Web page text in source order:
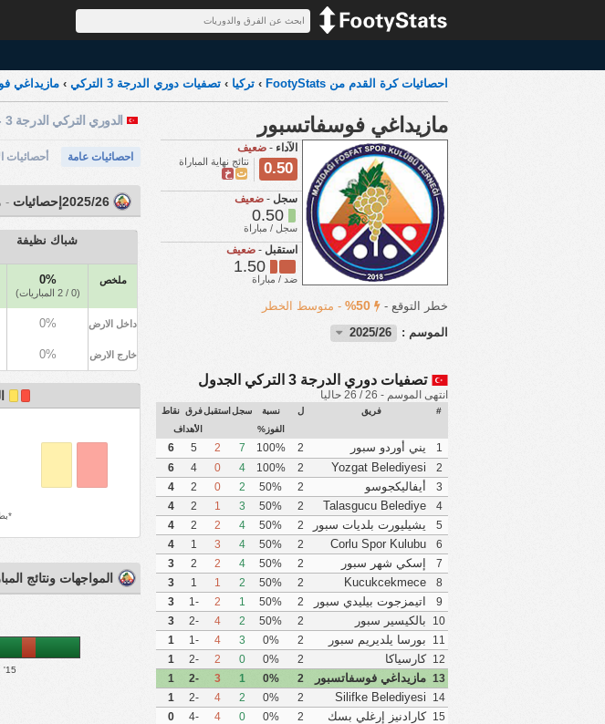
احصائيات كرة القدم من FootyStats › تركيا › تصفيات دوري الدرجة 3 التركي › مازيداغي
مازيداغي فوسفاتسبور
الآداء - ضعيف
0.50 نتائج نهاية المباراة
ت خ
سجل - ضعيف
0.50
سجل / مباراة
استقبل - ضعيف
1.50
ضد / مباراة
خطر التوقع - 50%
- متوسط الخطر
الموسم :
2025/26
تصفيات دوري الدرجة 3 التركي الجدول
انتهى الموسم - 26 / 26 حاليا
# فريق ل
نسبة
الفوز%
سجل استقبلفرق
الأهداف
نقاط
1 يني أوردو سبور 2
100%
7
2
5
6
2
Yozgat Belediyesi
Bozokspor
2
100%
4
0
4
6
3
أيفاليكجوسو
بيليديسبور
2
50%
2
0
2
4
4
Talasgucu Belediye
Spor Kulubu
2
50%
3
1
2
4
5
يشيليورت بلديات سبور 2
50%
4
2
2
4
6
Corlu Spor Kulubu
1947
2
50%
4
3
1
4
7
إسكي شهر سبور 2
50%
4
2
2
3
8
Kucukcekmece
Sinop Spor Kulubu
2
50%
2
1
1
3
9
اتيمزجوت بيليدي سبور
كولوبو
2
50%
1
2
-1
3
10
بالكيسير سبور 2
50%
2
4
-2
3
11
بورسا يلديريم سبور 2
0%
3
4
-1
1
12 كارسياكا 2
0%
0
2
-2
1
13 مازيداغي فوسفاتسبور 2
0%
1
3
-2
1
14
Silifke Belediyesi
Spor Kulubu
2
0%
2
4
-2
1
15 كارادنيز إرغلي بسك 2
0%
0
4
-4
0
الدوري التركي الدرجة 3 - المجموعة 2
احصائيات عامة أحصائيات
2025/26إحصائيات -
شباك نظيفة
ملخص 0%
(0 / 2 المباريات)
داخل الارض 0%
خارج الارض 0%
المواجهات ونتائج
15'